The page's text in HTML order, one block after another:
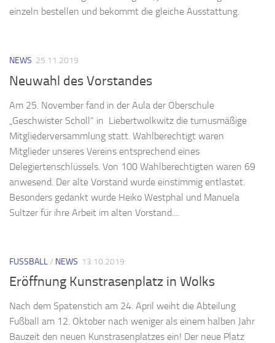
einzeln bestellen und bekommt die gleiche Ausstattung.
NEWS 25.11.2019
Neuwahl des Vorstandes
Am 25. November fand in der Aula der Oberschule
„Geschwister Scholl“ in Liebertwolkwitz die turnusmäßige
Mitgliederversammlung statt. Wahlberechtigt waren
Mitglieder unseres Vereins entsprechend eines
Delegiertenschlüssels. Von 100 Wahlberechtigten waren 69
anwesend. Der alte Vorstand wurde einstimmig entlastet.
Besonders gedankt wurde Heiko Westphal und Manuela
Sultzer für ihre Arbeit im alten Vorstand....
FUSSBALL/ NEWS 13.10.2019
Eröffnung Kunstrasenplatz in Wolks
Nach dem Spatenstich am 24. April weiht die Abteilung
Fußball am 12. Oktober nach weniger als einem halben Jahr
Bauzeit den neuen Kunstrasenplatzes ein! Der neue Platz